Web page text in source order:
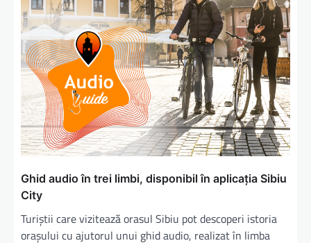
Ghid audio în trei limbi, disponibil în aplicaţia Sibiu
City
Turiștii care vizitează orasul Sibiu pot descoperi istoria
orașului cu ajutorul unui ghid audio, realizat în limba